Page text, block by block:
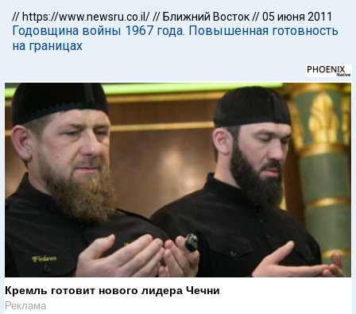
// https://www.newsru.co.il/// Ближний Восток//05 июня 2011
Годовщина войны 1967 года. Повышенная готовность
на границах
Кремль готовит нового лидера Чечни
Реклама